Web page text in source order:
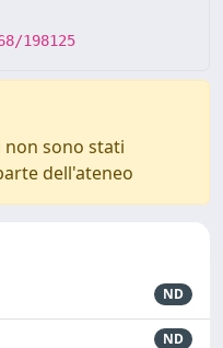
198125
non sono stati
dell'ateneo
ND
ND